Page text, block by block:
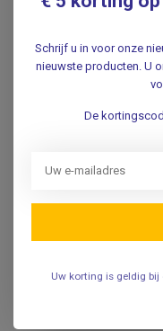
Onze
huisartsen,
verloskundigen,
particulier gebruik.
Topmerken
Leukoplast
Schrijf u in voor onze
nieuwste producten. U
De
Uw korting is geldig